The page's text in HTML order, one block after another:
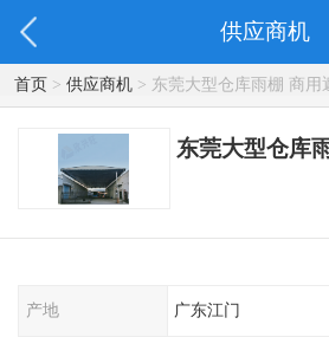
供应商机
首页> 供应商机> 东莞大型仓库雨棚 商用
东莞大型仓库
产地 广东江门